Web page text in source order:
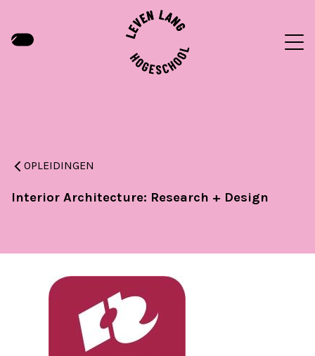
OPLEIDINGEN
Interior Architecture: Research + Design